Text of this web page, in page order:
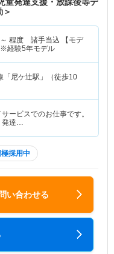
童発達支援・放課後等デ
程度 諸手当込 【モデ
経験5年モデル
「尼ケ辻駅」（徒歩10
ービスでのお仕事です。
発達…
採用中
い合わせる